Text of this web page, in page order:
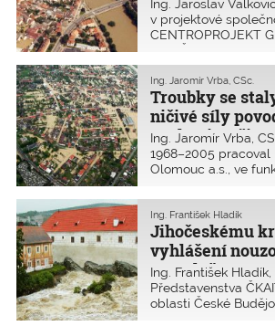
velkých živelních
se to snaží změnit. I
pamětníky a
živelních událostí.
Ing. Jaroslav
v projektové
CENTROPROJEKT
občanských a
staveb před stoletou
profesní život. Ale,
bohužel marně.
Troubky se
ničivé síly
znalosti a
Ing. Jaromír Vrba, CSc.
Ing. Jaromír Vrba,
1968–2005
Olomouc a.s., ve
technického útvaru,
náměstek. Následky
1997 a prevenci
záplav řešil i ve
kanceláři, s níž se
zabezpečení domů
Moravy při rozšíření
Jihočeskému
vyhlášení
Povodně 2002
právní
Ing. František Hladík
Ing. František
Představenstva
oblasti České